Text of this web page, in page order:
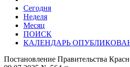
Сегодня
Неделя
Месяц
ПОИСК
КАЛЕНДАРЬ
Постановление Правительства